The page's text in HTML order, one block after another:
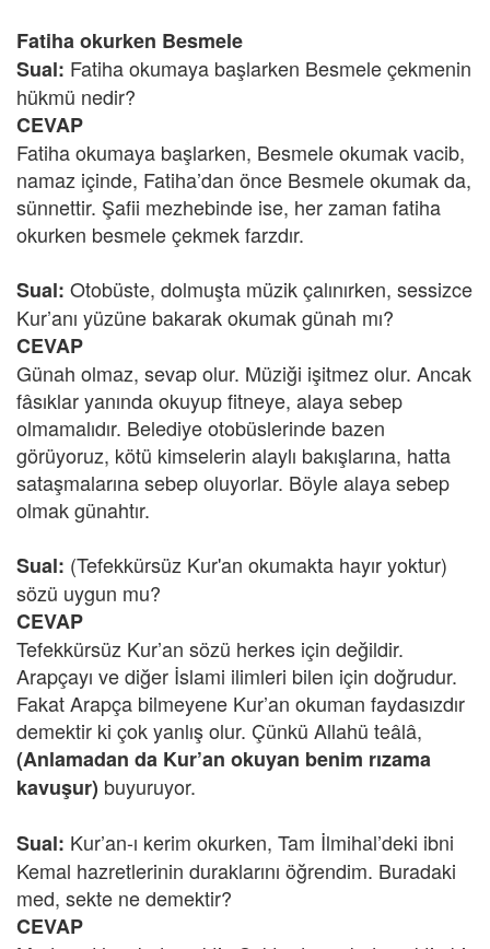
Fatiha okurken Besmele
Sual: Fatiha okumaya başlarken Besmele çekmenin
hükmü nedir?
CEVAP
Fatiha okumaya başlarken, Besmele okumak vacib,
namaz içinde, Fatiha’dan önce Besmele okumak da,
sünnettir. Şafii mezhebinde ise, her zaman fatiha
okurken besmele çekmek farzdır.
Sual: Otobüste, dolmuşta müzik çalınırken, sessizce
Kur’anı yüzüne bakarak okumak günah mı?
CEVAP
Günah olmaz, sevap olur. Müziği işitmez olur. Ancak
fâsıklar yanında okuyup fitneye, alaya sebep
olmamalıdır. Belediye otobüslerinde bazen
görüyoruz, kötü kimselerin alaylı bakışlarına, hatta
sataşmalarına sebep oluyorlar. Böyle alaya sebep
olmak günahtır.
Sual: (Tefekkürsüz Kur'an okumakta hayır yoktur)
sözü uygun mu?
CEVAP
Tefekkürsüz Kur’an sözü herkes için değildir.
Arapçayı ve diğer İslami ilimleri bilen için doğrudur.
Fakat Arapça bilmeyene Kur’an okuman faydasızdır
demektir ki çok yanlış olur. Çünkü Allahü teâlâ,
(Anlamadan da Kur’an okuyan benim rızama
kavuşur) buyuruyor.
Sual: Kur’an-ı kerim okurken, Tam İlmihal’deki ibni
Kemal hazretlerinin duraklarını öğrendim. Buradaki
med, sekte ne demektir?
CEVAP